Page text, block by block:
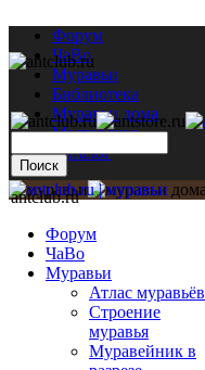
Форум
ЧаВо
Муравьи
Библиотека
Муравьи дома
Мастерская
Каталог
antclub.ru
Форум
ЧаВо
Муравьи
Атлас муравьёв
Строение
муравья
Муравейник в